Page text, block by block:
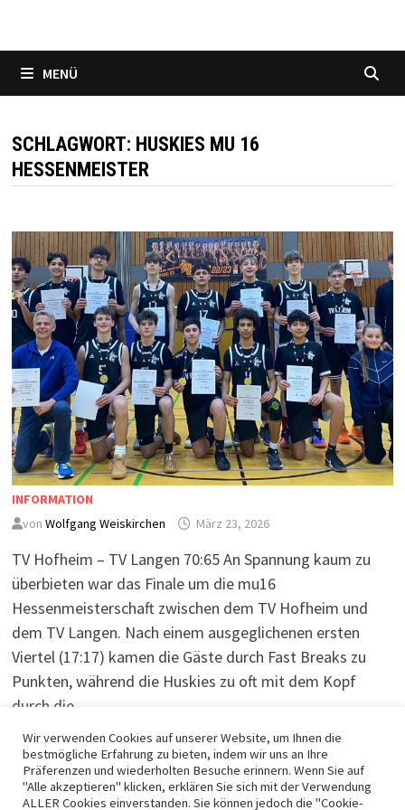
MENÜ
SCHLAGWORT: HUSKIES MU 16
HESSENMEISTER
INFORMATION
von Wolfgang Weiskirchen März 23, 2026
TV Hofheim – TV Langen 70:65 An Spannung kaum zu
überbieten war das Finale um die mu16
Hessenmeisterschaft zwischen dem TV Hofheim und
dem TV Langen. Nach einem ausgeglichenen ersten
Viertel (17:17) kamen die Gäste durch Fast Breaks zu
Punkten, während die Huskies zu oft mit dem Kopf
durch die …
WEITERLESEN
Wir verwenden Cookies auf unserer Website, um Ihnen die
bestmögliche Erfahrung zu bieten, indem wir uns an Ihre
Präferenzen und wiederholten Besuche erinnern. Wenn Sie auf
"Alle akzeptieren" klicken, erklären Sie sich mit der Verwendung
ALLER Cookies einverstanden. Sie können jedoch die "Cookie-